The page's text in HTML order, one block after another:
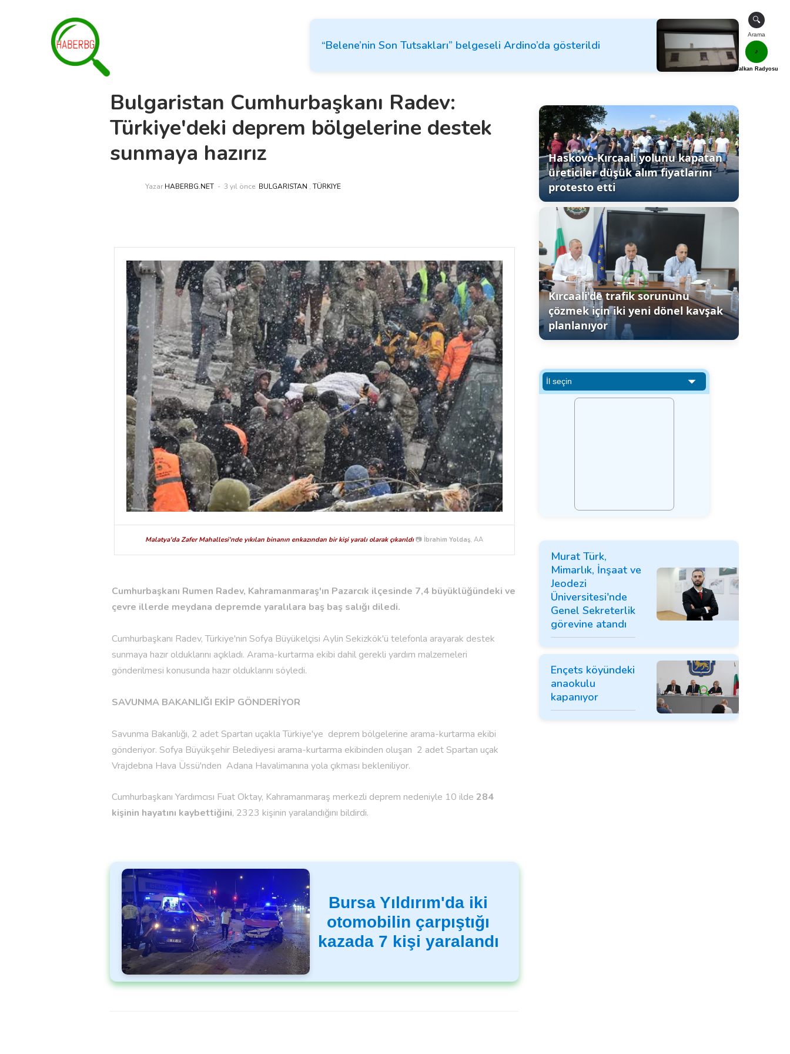
“Belene’nin Son Tutsakları” belgeseli Ardino’da gösterildi
Bulgaristan Cumhurbaşkanı Radev:
Türkiye'deki deprem bölgelerine destek
sunmaya hazırız
Yazar HABERBG.NET 3 yıl önce BULGARISTAN , TÜRKIYE
Malatya'da Zafer Mahallesi'nde yıkılan binanın enkazından bir kişi yaralı olarak çıkarıldı 📷 İbrahim Yoldaş, AA
Cumhurbaşkanı Rumen Radev, Kahramanmaraş'ın Pazarcık ilçesinde 7,4 büyüklüğündeki ve
çevre illerde meydana depremde yaralılara baş baş salığı diledi.
Cumhurbaşkanı Radev, Türkiye'nin Sofya Büyükelçisi Aylin Sekizkök'ü telefonla arayarak destek
sunmaya hazır olduklarını açıkladı. Arama-kurtarma ekibi dahil gerekli yardım malzemeleri
gönderilmesi konusunda hazır olduklarını söyledi.
SAVUNMA BAKANLIĞI EKİP GÖNDERİYOR
Savunma Bakanlığı, 2 adet Spartan uçakla Türkiye'ye deprem bölgelerine arama-kurtarma ekibi
gönderiyor. Sofya Büyükşehir Belediyesi arama-kurtarma ekibinden oluşan 2 adet Spartan uçak
Vrajdebna Hava Üssü'nden Adana Havalimanına yola çıkması bekleniliyor.
Cumhurbaşkanı Yardımcısı Fuat Oktay, Kahramanmaraş merkezli deprem nedeniyle 10 ilde 284
kişinin hayatını kaybettiğini, 2323 kişinin yaralandığını bildirdi.
Bursa Yıldırım'da iki
otomobilin çarpıştığı
kazada 7 kişi yaralandı
Haskovo-Kırcaali yolunu kapatan
üreticiler düşük alım fiyatlarını
protesto etti
Kırcaali'de trafik sorununu
çözmek için iki yeni dönel kavşak
planlanıyor
Murat Türk,
Mimarlık, İnşaat ve
Jeodezi
Üniversitesi'nde
Genel Sekreterlik
görevine atandı
Ençets köyündeki
anaokulu
kapanıyor
🔍
Arama
🎵
Balkan Radyosu